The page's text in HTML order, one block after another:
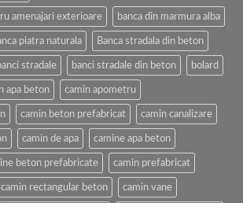
amenajari exterioare banca din marmura alba
piatra naturala Banca stradala din beton
stradale banci stradale din beton bolard
apa beton camin apometru
camin beton prefabricat camin canalizare
camin de apa camine apa beton
beton prefabricate camin prefabricat
camin rectangular beton camin vane